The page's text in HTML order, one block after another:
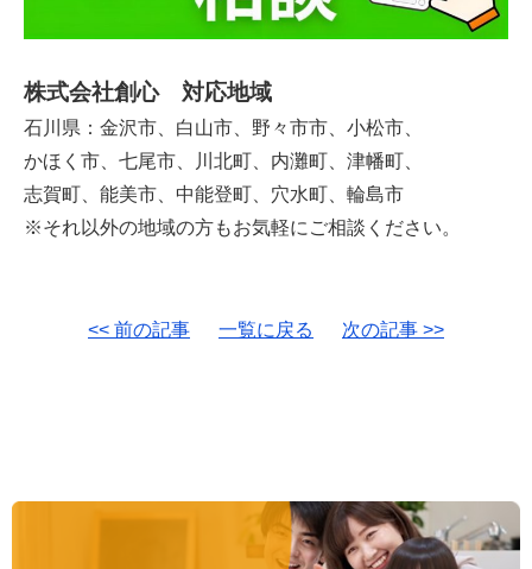
株式会社創心 対応地域
石川県：金沢市、白山市、野々市市、小松市、
かほく市、七尾市、川北町、内灘町、津幡町、
志賀町、能美市、中能登町、穴水町、輪島市
※それ以外の地域の方もお気軽にご相談ください。
<< 前の記事 一覧に戻る 次の記事 >>